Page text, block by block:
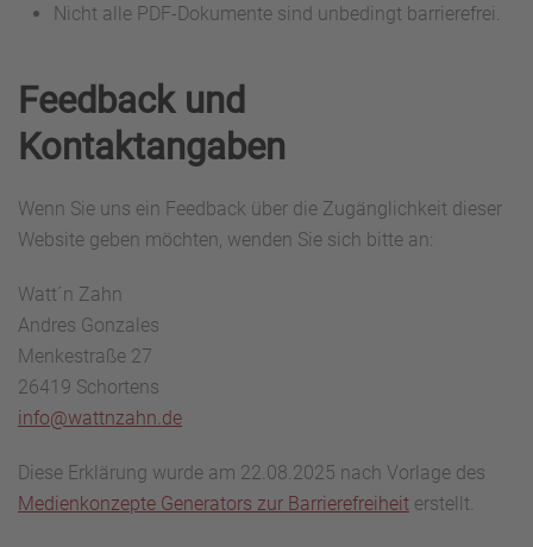
Nicht alle PDF-Dokumente sind unbedingt barrierefrei.
Feedback und
Kontaktangaben
Wenn Sie uns ein Feedback über die Zugänglichkeit dieser
Website geben möchten, wenden Sie sich bitte an:
Watt´n Zahn
Andres Gonzales
Menkestraße 27
26419 Schortens
info@wattnzahn.de
Diese Erklärung wurde am 22.08.2025 nach Vorlage des
Medienkonzepte Generators zur Barrierefreiheit erstellt.